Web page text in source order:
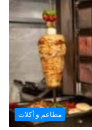
مطاعم و أكلات